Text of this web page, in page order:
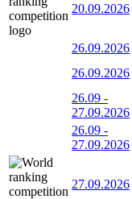
20.09.2026
26.09.2026
26.09.2026
26.09 -
27.09.2026
26.09 -
27.09.2026
27.09.2026